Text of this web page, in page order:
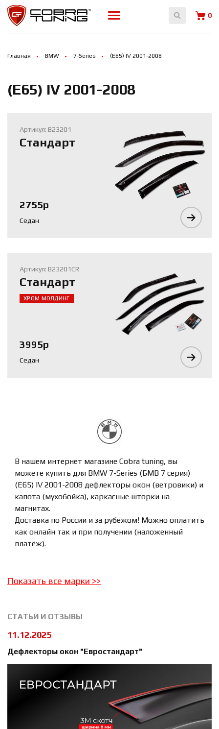
Array ( [0] => 12069 [1] => 12070 )
0
Главная BMW 7-Series (E65) IV 2001-2008
(E65) IV 2001-2008
Артикул: B23201
Стандарт
2755р
Седан
Артикул: B23201CR
Стандарт
ХРОМ МОЛДИНГ
3995р
Седан
В нашем интернет магазине Cobra tuning, вы
можете купить для BMW 7-Series (БМВ 7 серия)
(E65) IV 2001-2008 дефлекторы окон (ветровики) и
капота (мухобойка), каркасные шторки на
магнитах.
Доставка по России и за рубежом! Можно оплатить
как онлайн так и при получении (наложенный
платёж).
Показать все марки >>
СТАТЬИ И ОТЗЫВЫ
11.12.2025
Дефлекторы окон "Евростандарт"